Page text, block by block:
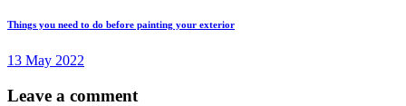
Things you need to do before painting your exterior
13 May 2022
Leave a comment